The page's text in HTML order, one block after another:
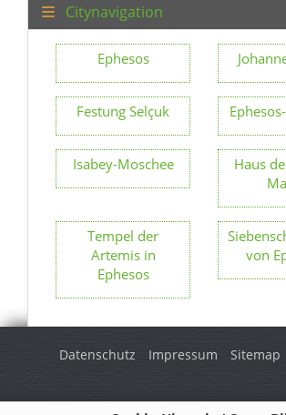
Citynavigation
Ephesos
Festung Selçuk
Isabey-Moschee
Haus
Tempel der
Artemis in
Ephesos
von
Datenschutz Impressum Sitemap